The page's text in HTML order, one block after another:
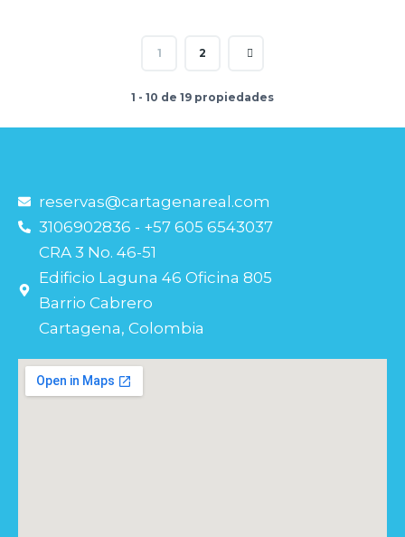
1 2
1 - 10 de 19 propiedades
reservas@cartagenareal.com
3106902836 - +57 605 6543037
CRA 3 No. 46-51
Edificio Laguna 46 Oficina 805
Barrio Cabrero
Cartagena, Colombia